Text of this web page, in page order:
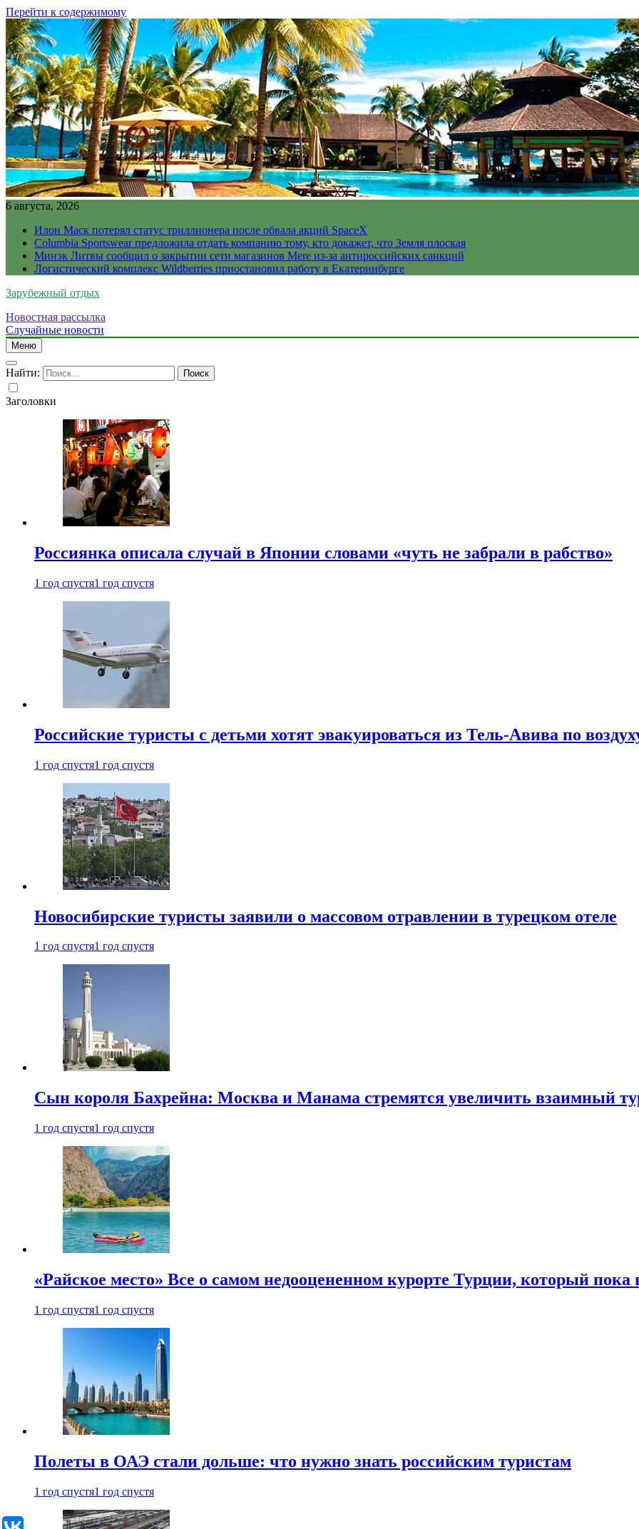
Перейти к содержимому
6 августа, 2026
Илон Маск потерял статус триллионера после обвала акций SpaceX
Columbia Sportswear предложила отдать компанию тому, кто докажет, что Земля плоская
Минэк Литвы сообщил о закрытии сети магазинов Mere из-за антироссийских санкций
Логистический комплекс Wildberries приостановил работу в Екатеринбурге
Зарубежный отдых
Новостная рассылка
Случайные новости
Меню
Найти:
Заголовки
Россиянка описала случай в Японии словами «чуть не забрали в рабство»
1 год спустя1 год спустя
Российские туристы с детьми хотят эвакуироваться из Тель-Авива по
1 год спустя1 год спустя
Новосибирские туристы заявили о массовом отравлении в турецком отеле
1 год спустя1 год спустя
Сын короля Бахрейна: Москва и Манама стремятся увеличить взаимный
1 год спустя1 год спустя
«Райское место» Все о самом недооцененном курорте Турции, который пока
1 год спустя1 год спустя
Полеты в ОАЭ стали дольше: что нужно знать российским туристам
1 год спустя1 год спустя